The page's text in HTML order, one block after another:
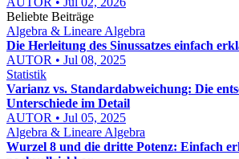
Beliebte Beiträge
Algebra & Lineare Algebra
Die Herleitung des Sinussatzes einfach
AUTOR • Jul 08, 2025
Statistik
Varianz vs. Standardabweichung: Die
Unterschiede im Detail
AUTOR • Jul 05, 2025
Algebra & Lineare Algebra
Wurzel 8 und die dritte Potenz: Einfach